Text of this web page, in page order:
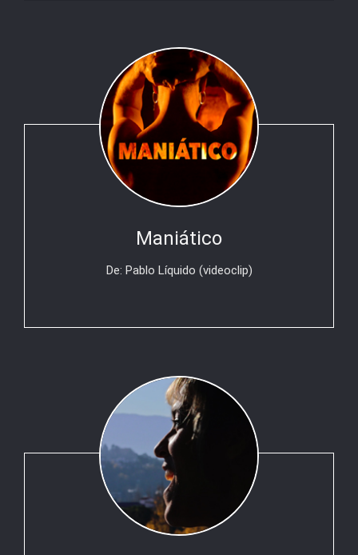
Maniático
De: Pablo Líquido (videoclip)